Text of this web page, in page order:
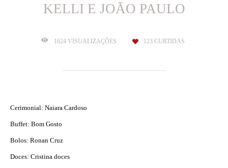
KELLI E JOÃO PAULO
1624VISUALIZAÇÕES 123CURTIDAS
Cerimonial: Naiara Cardoso
Buffet: Bom Gosto
Bolos: Ronan Cruz
Doces: Cristina doces